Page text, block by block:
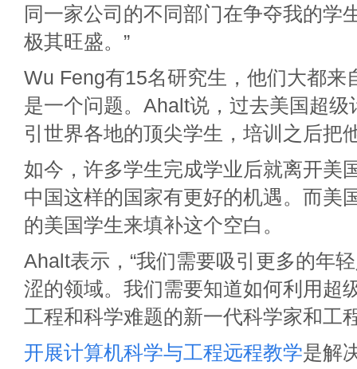
同一家公司的不同部门在争夺我的学
极其旺盛。”
Wu Feng有15名研究生，他们大都来
是一个问题。Ahalt说，过去美国超级
引世界各地的顶尖学生，培训之后把
如今，许多学生完成学业后就离开美
中国这样的国家有更好的机遇。而美
的美国学生来填补这个空白。
Ahalt表示，“我们需要吸引更多的年
涩的领域。我们需要知道如何利用超
工程和科学难题的新一代科学家和工
开展计算机科学与工程远程教学是解